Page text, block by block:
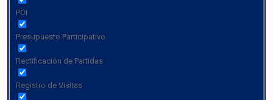
POI
Presupuesto Participativo
Rectificación de Partidas
Registro de Visitas